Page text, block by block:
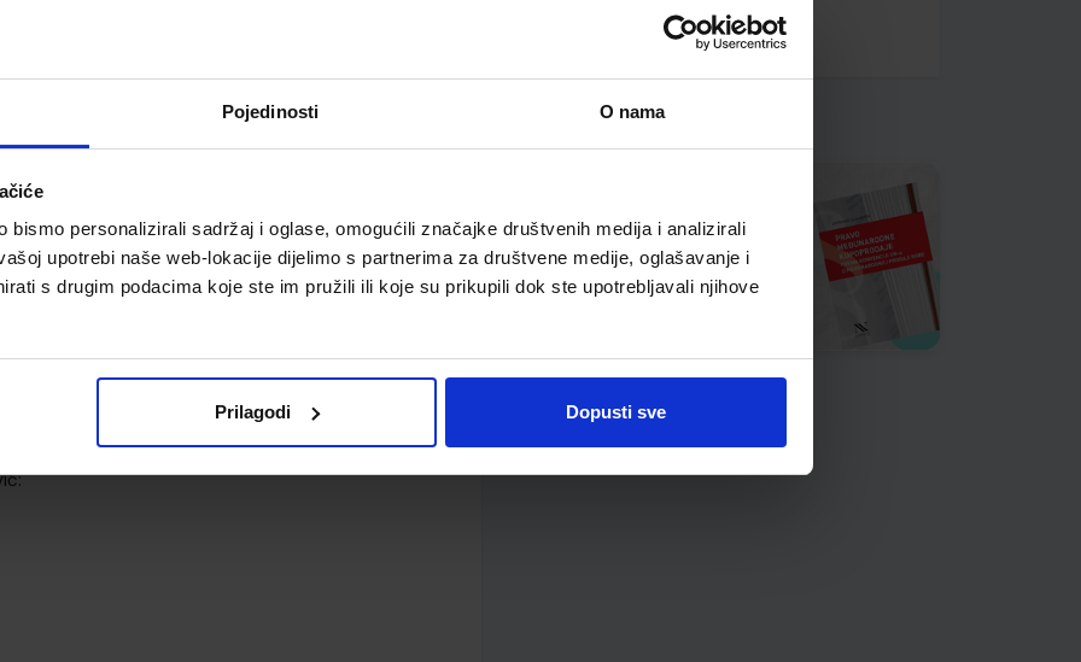
Pojedinosti O nama
bismo personalizirali sadržaj i oglase, omogućili značajke društvenih medija i analizirali
upotrebi naše web-lokacije dijelimo s partnerima za društvene medije, oglašavanje i
s drugim podacima koje ste im pružili ili koje su prikupili dok ste upotrebljavali njihove
Prilagodi Dopusti sve
strukovnih škola